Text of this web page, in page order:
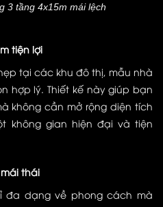
3 tầng 4x15m mái lệch
tiện lợi
tại các khu đô thị, mẫu nhà
hợp lý. Thiết kế này giúp bạn
không cần mở rộng diện tích
không gian hiện đại và tiện
thái
đa dạng về phong cách mà